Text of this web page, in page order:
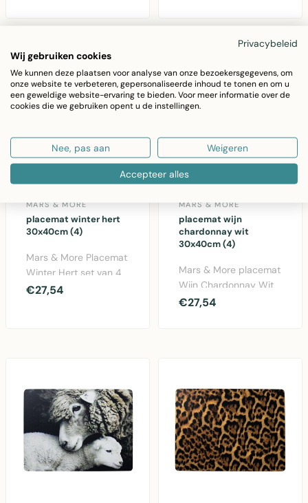
MARS & MORE
placemat winter hert
30x40cm (4)
Mars & More Placemat
Winter Hert set van 4
stuks. Decoratieve
€27,54
MARS & MORE
placemat wijn
chardonnay wit
30x40cm (4)
Mars & More placemat
Wijn Chardonnay Wit
30x40cm set van 4.
€27,54
Privacybeleid
Wij gebruiken cookies
We kunnen deze plaatsen voor analyse van onze bezoekersgegevens, om
onze website te verbeteren, gepersonaliseerde inhoud te tonen en om u
een geweldige website-ervaring te bieden. Voor meer informatie over de
cookies die we gebruiken opent u de instellingen.
Nee, pas aan Weigeren
Accepteer alles